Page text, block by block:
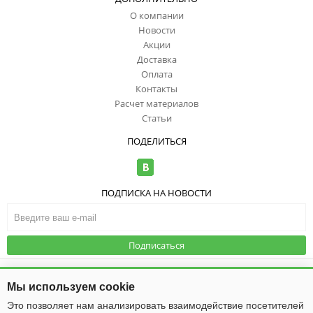
О компании
Новости
Акции
Доставка
Оплата
Контакты
Расчет материалов
Статьи
ПОДЕЛИТЬСЯ
ПОДПИСКА НА НОВОСТИ
Подписаться
© ООО "ИзоТоп", 2006-2026. Все права
защищены. Информация сайта
защищена законом об авторских
правах.
Мы используем cookie
Это позволяет нам анализировать взаимодействие посетителей